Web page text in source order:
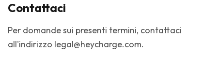
Contattaci
Per domande sui presenti termini, contattaci
all'indirizzo legal@heycharge.com.